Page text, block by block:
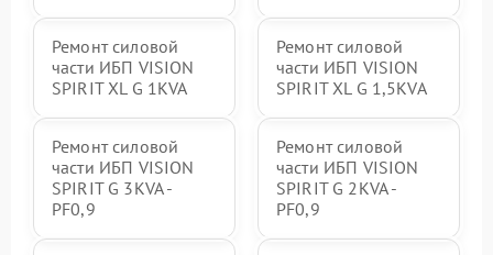
Ремонт силовой
части ИБП VISION
SPIRIT XL G 1KVA
Ремонт силовой
части ИБП VISION
SPIRIT XL G 1,5KVA
Ремонт силовой
части ИБП VISION
SPIRIT G 3KVA -
PF0,9
Ремонт силовой
части ИБП VISION
SPIRIT G 2KVA -
PF0,9